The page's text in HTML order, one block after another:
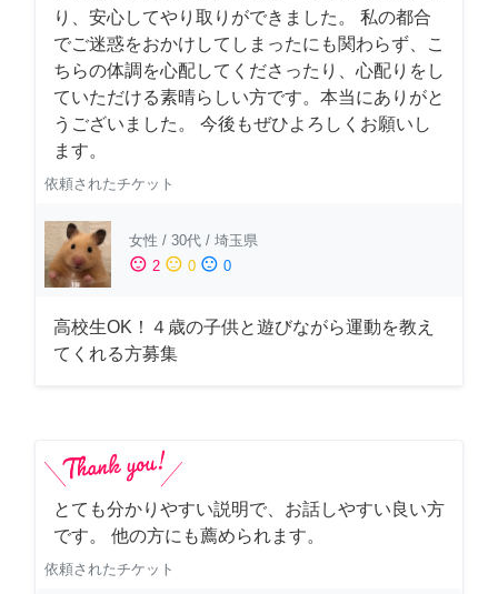
り、安心してやり取りができました。 私の都合
でご迷惑をおかけしてしまったにも関わらず、こ
ちらの体調を心配してくださったり、心配りをし
ていただける素晴らしい方です。本当にありがと
うございました。 今後もぜひよろしくお願いし
ます。
依頼されたチケット
女性 / 30代 / 埼玉県
sentiment_satisfied 2 sentiment_neutral 0 sentiment_dissatisfied 0
高校生OK！４歳の子供と遊びながら運動を教え
てくれる方募集
とても分かりやすい説明で、お話しやすい良い方
です。 他の方にも薦められます。
依頼されたチケット